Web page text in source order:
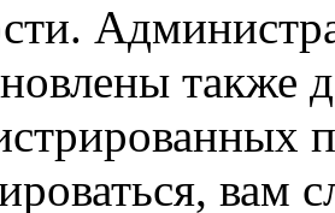
также
вам